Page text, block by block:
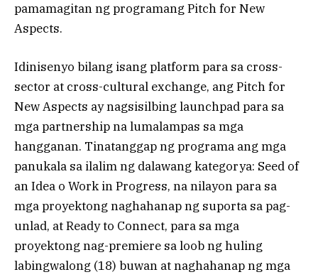
pamamagitan ng programang Pitch for New
Aspects.
Idinisenyo bilang isang platform para sa cross-
sector at cross-cultural exchange, ang Pitch for
New Aspects ay nagsisilbing launchpad para sa
mga partnership na lumalampas sa mga
hangganan. Tinatanggap ng programa ang mga
panukala sa ilalim ng dalawang kategorya: Seed of
an Idea o Work in Progress, na nilayon para sa
mga proyektong naghahanap ng suporta sa pag-
unlad, at Ready to Connect, para sa mga
proyektong nag-premiere sa loob ng huling
labingwalong (18) buwan at naghahanap ng mga